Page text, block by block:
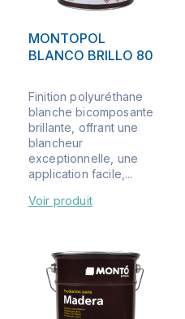
MONTOPOL
BLANCO BRILLO 80
Finition polyuréthane
blanche bicomposante
brillante, offrant une
blancheur
exceptionnelle, une
application facile,...
Voir produit